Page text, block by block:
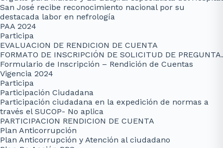
San José recibe reconocimiento nacional por su
destacada labor en nefrología
PAA 2024
Participa
EVALUACION DE RENDICION DE CUENTA
FORMATO DE INSCRIPCIÓN DE SOLICITUD DE PREGUNTA.
Formulario de Inscripción – Rendición de Cuentas
Vigencia 2024
Participa
Participación Ciudadana
Participación ciudadana en la expedición de normas a
través el SUCOP- No aplica
PARTICIPACION RENDICION DE CUENTA
Plan Anticorrupción
Plan Anticorrupción y Atención al ciudadano